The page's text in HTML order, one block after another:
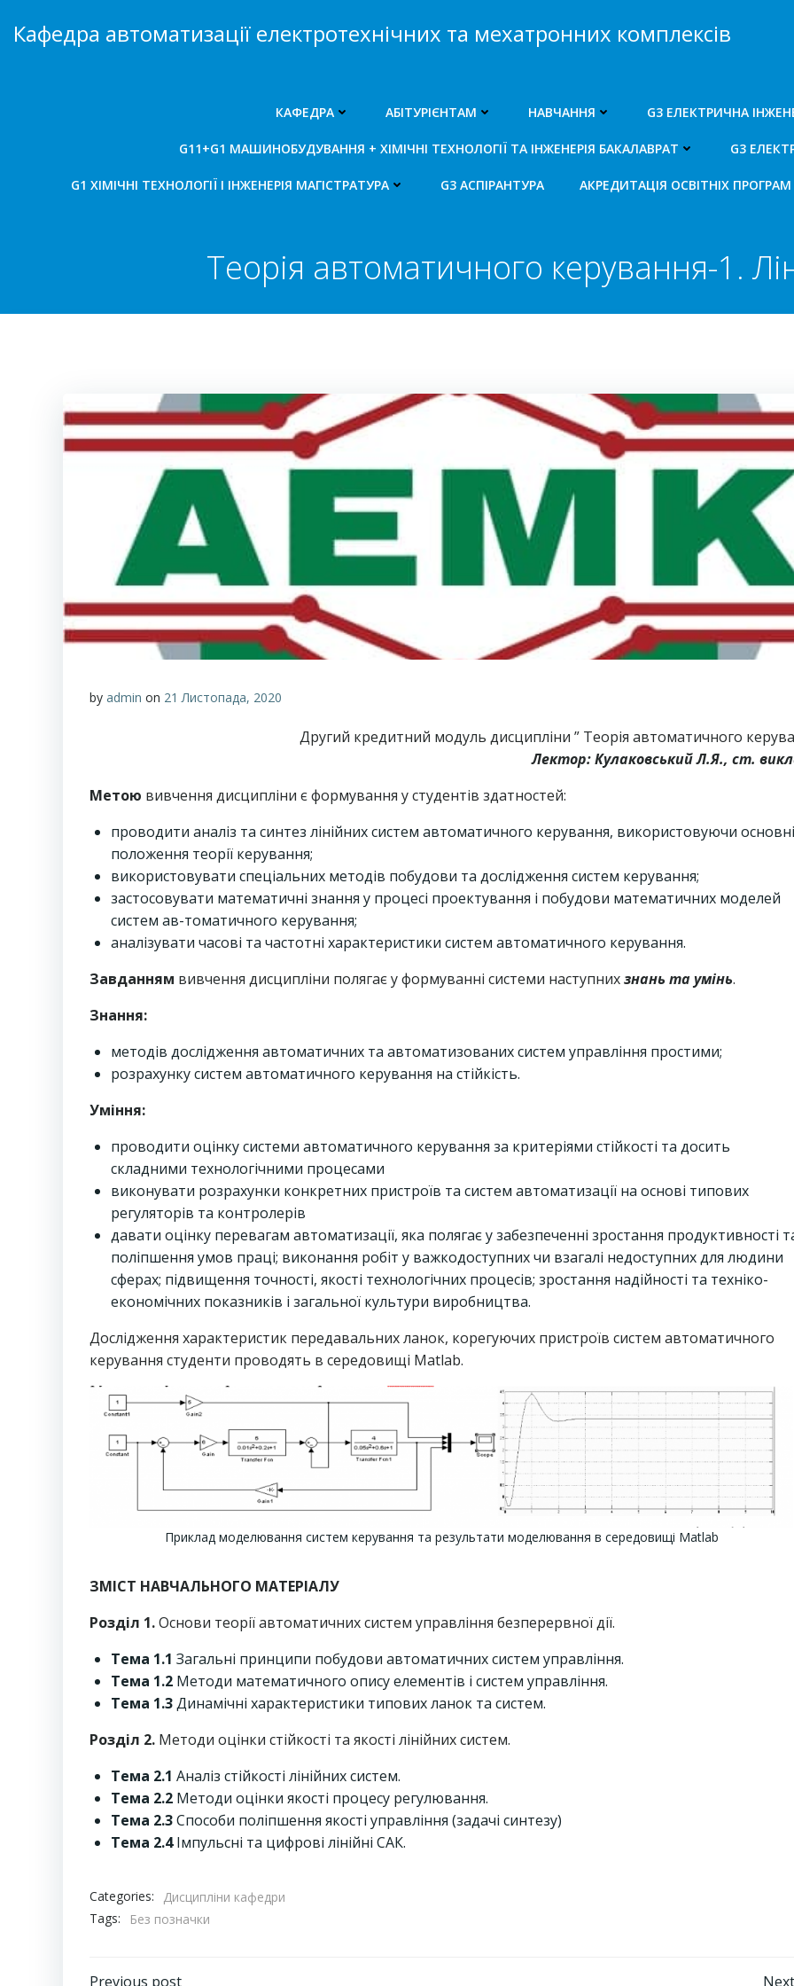
доКафедра автоматизації електротехнічних та мехатронних комплексів
КАФЕДРА АБІТУРІЄНТАМ НАВЧАННЯ G3 ЕЛЕКТРИЧНА
G11+G1 МАШИНОБУДУВАННЯ + ХІМІЧНІ ТЕХНОЛОГІЇ ТА ІНЖЕНЕРІЯ БАКАЛАВРАТ G3
G1 ХІМІЧНІ ТЕХНОЛОГІЇ І ІНЖЕНЕРІЯ МАГІСТРАТУРА G3 АСПІРАНТУРА АКРЕДИТАЦІЯ ОСВІТНІХ ПРОГРАМ
Теорія автоматичного керування-1.
by admin on 21 Листопада, 2020
Другий кредитний модуль дисципліни ” Теорія автоматичного
Лектор: Кулаковський Л.Я., ст.
Метою вивчення дисципліни є формування у студентів здатностей:
проводити аналіз та синтез лінійних систем автоматичного керування, використовуючи основні
положення теорії керування;
використовувати спеціальних методів побудови та дослідження систем керування;
застосовувати математичні знання у процесі проектування і побудови математичних моделей
систем ав-томатичного керування;
аналізувати часові та частотні характеристики систем автоматичного керування.
Завданням вивчення дисципліни полягає у формуванні системи наступнихзнань та умінь.
Знання:
методів дослідження автоматичних та автоматизованих систем управління простими;
розрахунку систем автоматичного керування на стійкість.
Уміння:
проводити оцінку системи автоматичного керування за критеріями стійкості та досить
складними технологічними процесами
виконувати розрахунки конкретних пристроїв та систем автоматизації на основі типових
регуляторів та контролерів
давати оцінку перевагам автоматизації, яка полягає у забезпеченні зростання продуктивності
поліпшення умов праці; виконання робіт у важкодоступних чи взагалі недоступних для людини
сферах; підвищення точності, якості технологічних процесів; зростання надійності та техніко-
економічних показників і загальної культури виробництва.
Дослідження характеристик передавальних ланок, корегуючих пристроїв систем автоматичного
керування студенти проводять в середовищі Matlab.
Приклад моделювання систем керування та результати моделювання в середовищі Matlab
ЗМІСТ НАВЧАЛЬНОГО МАТЕРІАЛУ
Розділ 1.Основи теорії автоматичних систем управління безперервної дії.
Тема 1.1 Загальні принципи побудови автоматичних систем управління.
Тема 1.2 Методи математичного опису елементів і систем управління.
Тема 1.3Динамічні характеристики типових ланок та систем.
Розділ 2. Методи оцінки стійкості та якості лінійних систем.
Тема 2.1 Аналіз стійкості лінійних систем.
Тема 2.2 Методи оцінки якості процесу регулювання.
Тема 2.3Способи поліпшення якості управління (задачі синтезу)
Тема 2.4Імпульсні та цифрові лінійні САК.
Categories:
Дисципліни кафедри
Tags:
Без позначки
Previous post